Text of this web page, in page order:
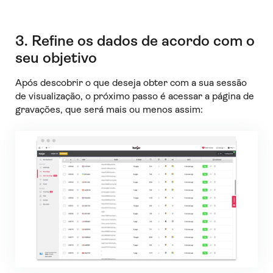
3. Refine os dados de acordo com o
seu objetivo
Após descobrir o que deseja obter com a sua sessão
de visualização, o próximo passo é acessar a página de
gravações, que será mais ou menos assim: